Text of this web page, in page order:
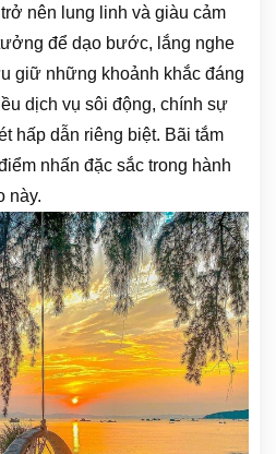
nên lung linh và giàu cảm
để dạo bước, lắng nghe
giữ những khoảnh khắc đáng
dịch vụ sôi động, chính sự
hấp dẫn riêng biệt. Bãi tắm
nhấn đặc sắc trong hành
này.